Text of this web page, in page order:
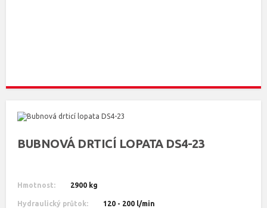
BUBNOVÁ DRTICÍ LOPATA DS4-23
Hmotnost: 2900 kg
Hydraulický průtok: 120 - 200 l/min